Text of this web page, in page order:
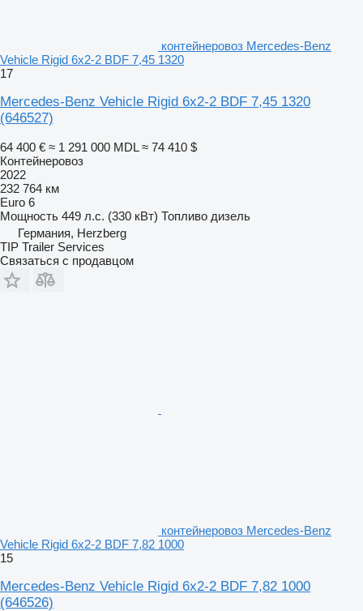
контейнеровоз Mercedes-Benz
Vehicle Rigid 6x2-2 BDF 7,45 1320
17
Mercedes-Benz Vehicle Rigid 6x2-2 BDF 7,45 1320
(646527)
64 400 € ≈ 1 291 000 MDL ≈ 74 410 $
Контейнеровоз
2022
232 764 км
Euro 6
Мощность 449 л.с. (330 кВт) Топливо дизель
Германия, Herzberg
TIP Trailer Services
Связаться с продавцом
контейнеровоз Mercedes-Benz
Vehicle Rigid 6x2-2 BDF 7,82 1000
15
Mercedes-Benz Vehicle Rigid 6x2-2 BDF 7,82 1000
(646526)